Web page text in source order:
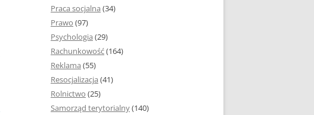
WSTĘP PRACY DYPLOMOWEJ
ROZDZIAŁY I PODROZDZIAŁY
ZAKOŃCZENIE PRACY
DYPLOMOWEJ
BIBLIOGRAFIA
Praca socjalna (34)
Prawo (97)
Psychologia (29)
Rachunkowość(164)
Reklama (55)
Resocjalizacja (41)
Rolnictwo (25)
Samorząd terytorialny(140)